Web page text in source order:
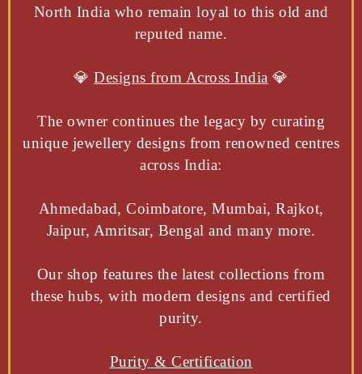
North India who remain loyal to this old and
reputed name.
💎Designs from Across India 💎
The owner continues the legacy by curating
unique jewellery designs from renowned centres
across India:
Ahmedabad, Coimbatore, Mumbai, Rajkot,
Jaipur, Amritsar, Bengal and many more.
Our shop features the latest collections from
these hubs, with modern designs and certified
purity.
Purity & Certification